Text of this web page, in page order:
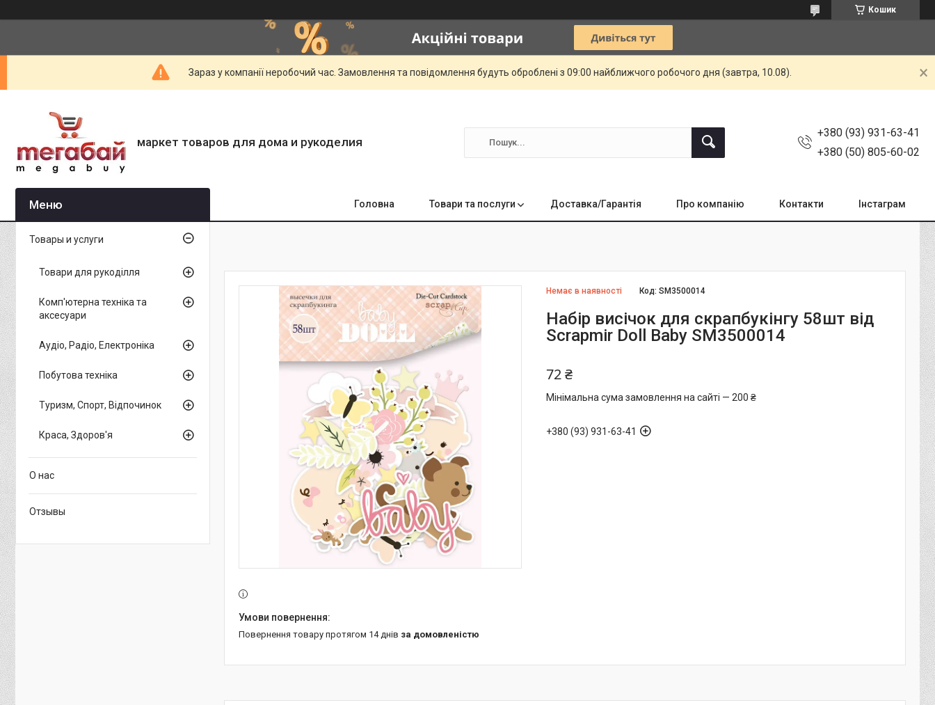
Кошик
Зараз у компанії неробочий час. Замовлення та повідомлення будуть оброблені з 09:00 найближчого робочого дня (завтра, 10.08).
маркет товаров для дома и рукоделия
+380 (93) 931-63-41
+380 (50) 805-60-02
Головна Товари та послуги Доставка/Гарантія Про компанію Контакти Інстаграм
Немає в наявності Код:SM3500014
Набір висічок для скрапбукінгу 58шт від
Scrapmir Doll Baby SM3500014
72 ₴
Мінімальна сума замовлення на сайті — 200 ₴
+380 (93) 931-63-41
повернення товару протягом 14 днів за домовленістю
Товары и услуги
Товари для рукоділля
Комп'ютерна техніка та
аксесуари
Аудіо, Радіо, Електроніка
Побутова техніка
Туризм, Спорт, Відпочинок
Краса, Здоров'я
О нас
Отзывы